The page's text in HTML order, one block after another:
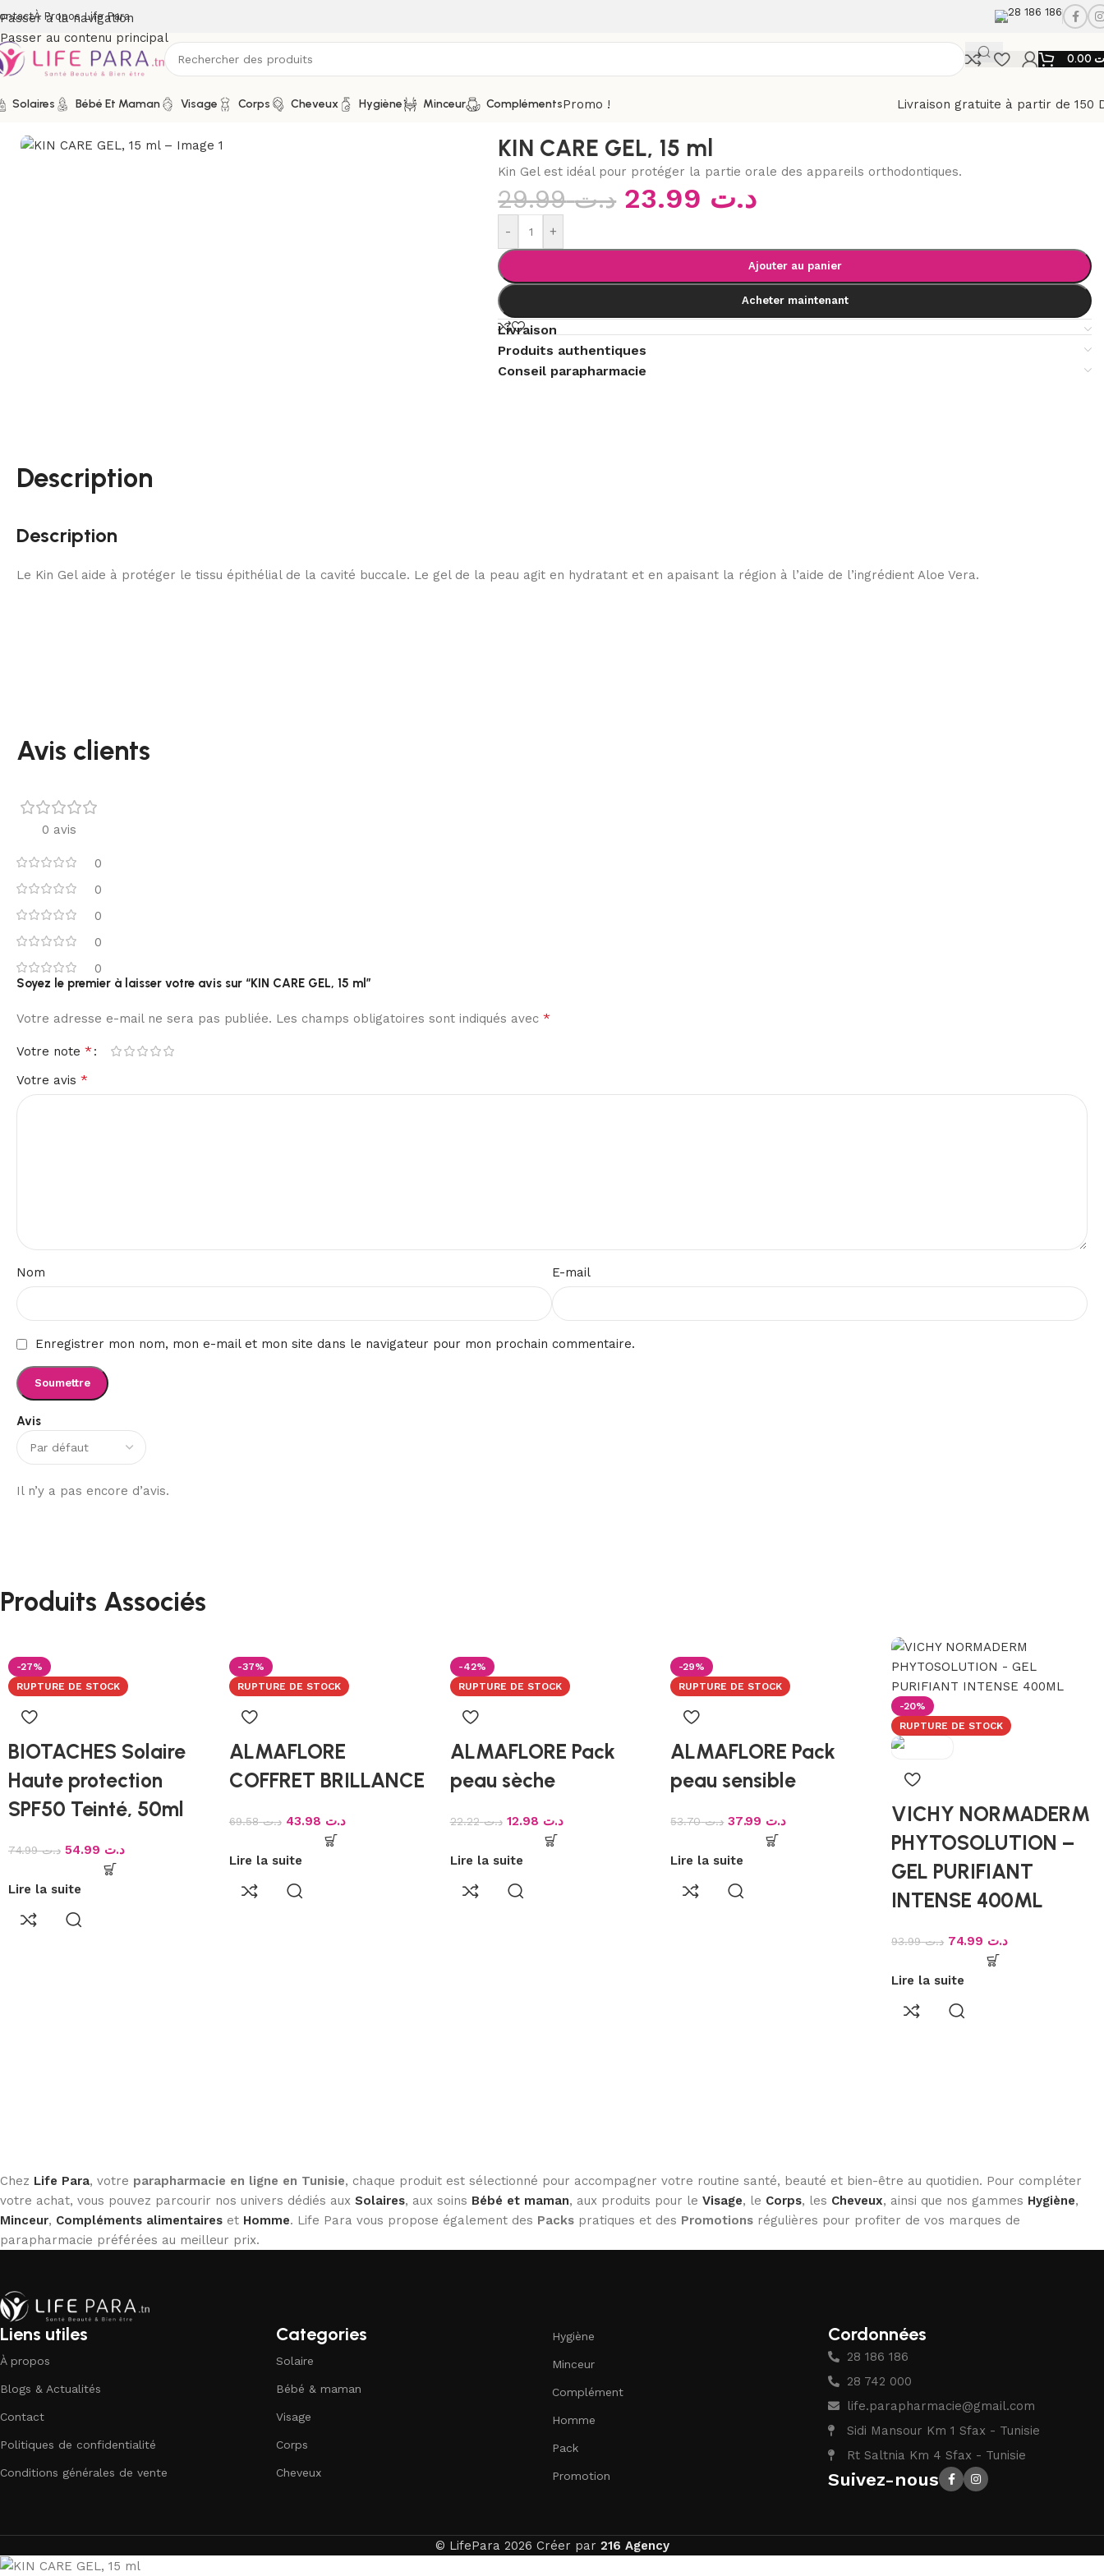
Passer à la navigation
Passer au contenu principal
À Propos Life Para 28 186 186
Solaires Bébé Et Maman Visage Corps Cheveux Hygiène Minceur ComplémentsPromo !
Livraison gratuite à partir de 150
/Boutique / Soins buccodentaires Bain de bouche et solution gingivale
KIN CARE GEL, 15 ml
Kin Gel est idéal pour protéger la partie orale des appareils orthodontiques.
د.ت29.99 د.ت
- +
Ajouter au panier
Acheter maintenant
Livraison
Produits authentiques
Conseil parapharmacie
Description
Description
Le Kin Gel aide à protéger le tissu épithélial de la cavité buccale. Le gel de la peau agit en hydratant et en apaisant la région à l’aide de l’ingrédient Aloe Vera.
Avis clients
0 avis
0
0
0
0
0
Avis
Il n’y a pas encore d’avis.
Soyez le premier à laisser votre avis sur “KIN CARE GEL, 15 ml”
Votre adresse e-mail ne sera pas publiée. Les champs obligatoires sont indiqués avec *
Votre note *
Votre avis *
Nom E-mail
Enregistrer mon nom, mon e-mail et mon site dans le navigateur pour mon prochain commentaire.
Produits Associés
-27%
RUPTURE DE STOCK
BIOTACHES Solaire
Haute protection
SPF50 Teinté, 50ml
د.ت74.99 د.ت
Lire la suite
-37%
RUPTURE DE STOCK
ALMAFLORE
COFFRET BRILLANCE
د.ت69.58 د.ت
Lire la suite
-42%
RUPTURE DE STOCK
ALMAFLORE Pack
peau sèche
د.ت22.22 د.ت
Lire la suite
-29%
RUPTURE DE STOCK
ALMAFLORE Pack
peau sensible
د.ت53.70 د.ت
Lire la suite
-20%
RUPTURE DE STOCK
VICHY NORMADERM
PHYTOSOLUTION –
GEL PURIFIANT
INTENSE 400ML
د.ت93.99 د.ت
Lire la suite
Chez Life Para, votre parapharmacie en ligne en Tunisie, chaque produit est sélectionné pour accompagner votre routine santé, beauté et bien-être au quotidien. Pour compléter
votre achat, vous pouvez parcourir nos univers dédiés aux Solaires, aux soins Bébé et maman, aux produits pour le Visage, le Corps, les Cheveux, ainsi que nos gammes Hygiène,
Minceur, Compléments alimentaires et Homme. Life Para vous propose également des Packs pratiques et des Promotions régulières pour profiter de vos marques de
parapharmacie préférées au meilleur prix.
Liens utiles
À propos
Blogs & Actualités
Contact
Politiques de confidentialité
Conditions générales de vente
Categories
Solaire
Bébé & maman
Visage
Corps
Cheveux
Hygiène
Minceur
Complément
Homme
Pack
Promotion
Cordonnées
28 186 186
28 742 000
life.parapharmacie@gmail.com
Sidi Mansour Km 1 Sfax - Tunisie
Rt Saltnia Km 4 Sfax - Tunisie
Suivez-nous
© LifePara 2026 Créer par 216 Agency